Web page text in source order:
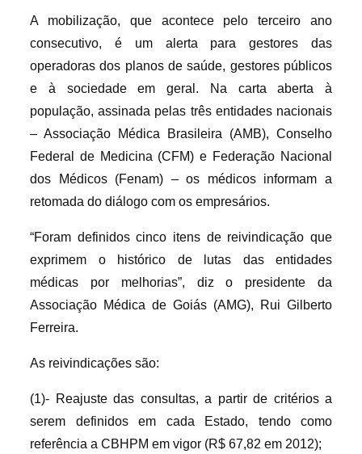
A mobilização, que acontece pelo terceiro ano
consecutivo, é um alerta para gestores das
operadoras dos planos de saúde, gestores públicos
e à sociedade em geral. Na carta aberta à
população, assinada pelas três entidades nacionais
– Associação Médica Brasileira (AMB), Conselho
Federal de Medicina (CFM) e Federação Nacional
dos Médicos (Fenam) – os médicos informam a
retomada do diálogo com os empresários.
“Foram definidos cinco itens de reivindicação que
exprimem o histórico de lutas das entidades
médicas por melhorias”, diz o presidente da
Associação Médica de Goiás (AMG), Rui Gilberto
Ferreira.
As reivindicações são:
(1)- Reajuste das consultas, a partir de critérios a
serem definidos em cada Estado, tendo como
referência a CBHPM em vigor (R$ 67,82 em 2012);